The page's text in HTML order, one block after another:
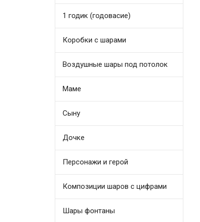
1 годик (годовасие)
Коробки с шарами
Воздушные шары под потолок
Маме
Сыну
Дочке
Персонажи и герой
Композиции шаров с цифрами
Шары фонтаны